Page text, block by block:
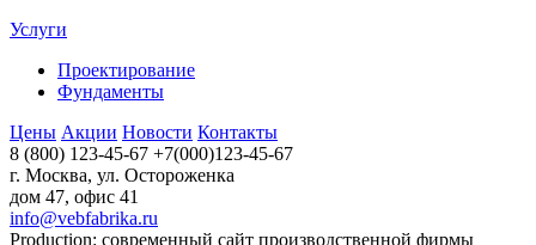
Услуги
Проектирование
Фундаменты
Цены Акции Новости Контакты
8 (800) 123-45-67 +7(000)123-45-67
г. Москва, ул. Остороженка
дом 47, офис 41
info@vebfabrika.ru
Production: современный сайт производственной фирмы